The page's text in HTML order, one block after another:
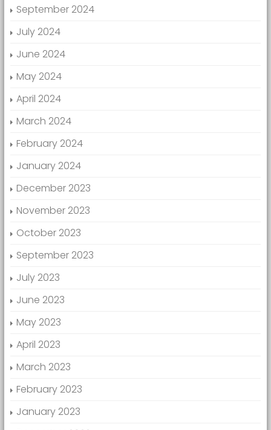
September 2024
July 2024
June 2024
May 2024
April 2024
March 2024
February 2024
January 2024
December 2023
November 2023
October 2023
September 2023
July 2023
June 2023
May 2023
April 2023
March 2023
February 2023
January 2023